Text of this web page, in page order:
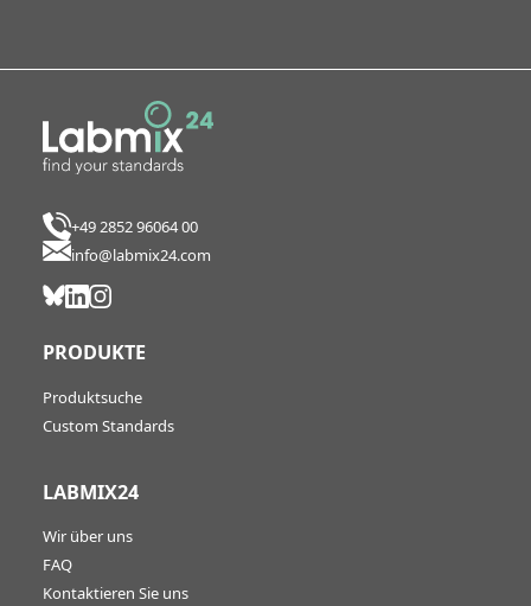
+49 2852 96064 00
info@labmix24.com
PRODUKTE
Produktsuche
Custom Standards
LABMIX24
Wir über uns
FAQ
Kontaktieren Sie uns